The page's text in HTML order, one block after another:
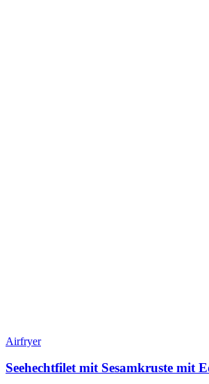
Airfryer
Seehechtfilet mit Sesamkruste mit